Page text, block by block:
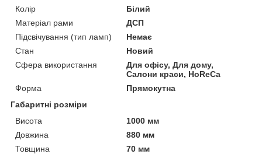
Колір
Білий
Матеріал рами
ДСП
Підсвічування (тип ламп)
Немає
Стан
Новий
Сфера використання
Для офісу, Для дому,
Салони краси, HoReCa
Форма
Прямокутна
Габаритні розміри
Висота
1000 мм
Довжина
880 мм
Товщина
70 мм